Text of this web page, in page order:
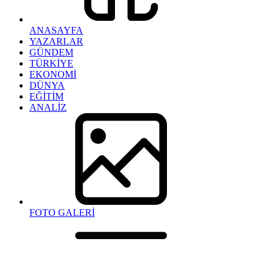
ANASAYFA
YAZARLAR
GÜNDEM
TÜRKİYE
EKONOMİ
DÜNYA
EĞİTİM
ANALİZ
FOTO GALERİ